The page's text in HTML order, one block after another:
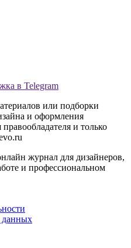
в Telegram
или подборки
и оформления
и только
журнал для дизайнеров,
и профессиональном
данных